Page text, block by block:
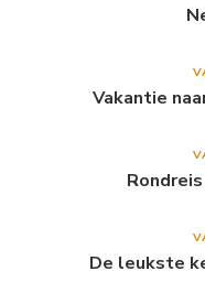
Vakantie
De leukste